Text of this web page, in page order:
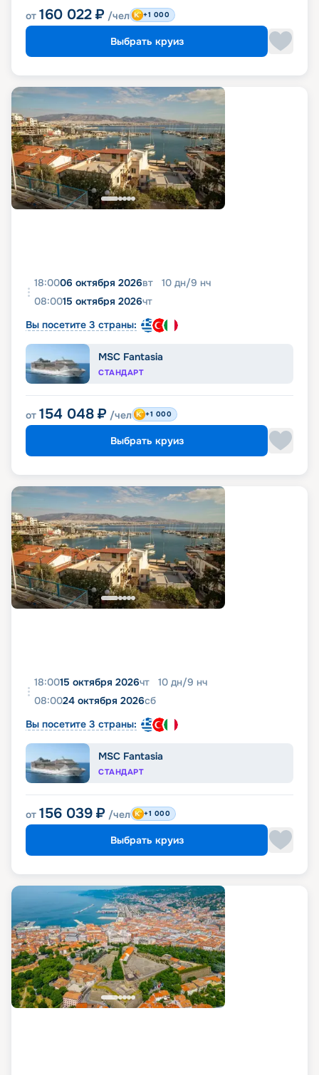
от 160 022 ₽ /чел +1 000
Выбрать круиз
18:0006 октября 2026вт 10 дн/9 нч
08:0015 октября 2026чт
Вы посетите 3 страны:
MSC Fantasia
СТАНДАРТ
от 154 048 ₽ /чел +1 000
Выбрать круиз
18:0015 октября 2026чт 10 дн/9 нч
08:0024 октября 2026сб
Вы посетите 3 страны:
MSC Fantasia
СТАНДАРТ
от 156 039 ₽ /чел +1 000
Выбрать круиз